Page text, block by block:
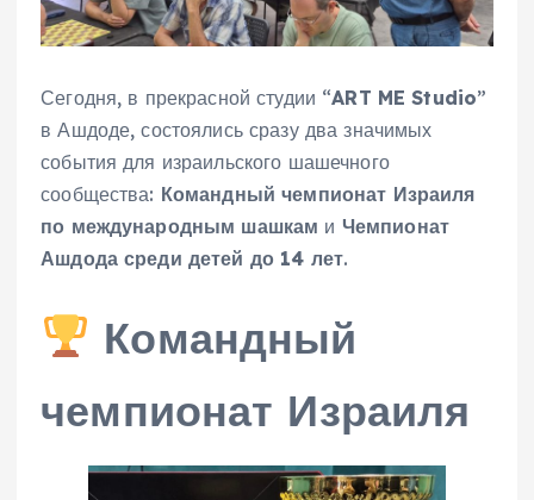
Сегодня, в прекрасной студии “ART ME Studio”
в Ашдоде, состоялись сразу два значимых
события для израильского шашечного
сообщества: Командный чемпионат Израиля
по международным шашкам и Чемпионат
Ашдода среди детей до 14 лет.
Командный
чемпионат Израиля